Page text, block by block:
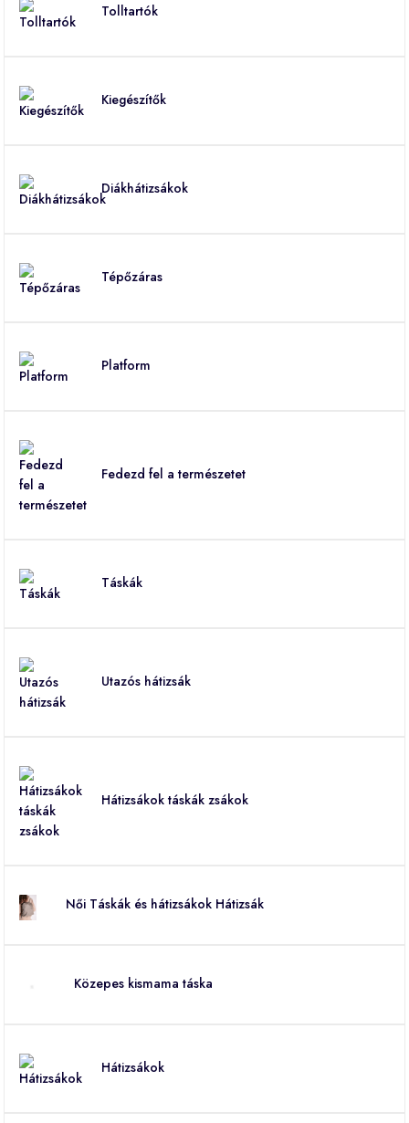
Tolltartók
Kiegészítők
Diákhátizsákok
Tépőzáras
Platform
Fedezd fel a természetet
Táskák
Utazós hátizsák
Hátizsákok táskák zsákok
Női Táskák és hátizsákok Hátizsák
Közepes kismama táska
Hátizsákok